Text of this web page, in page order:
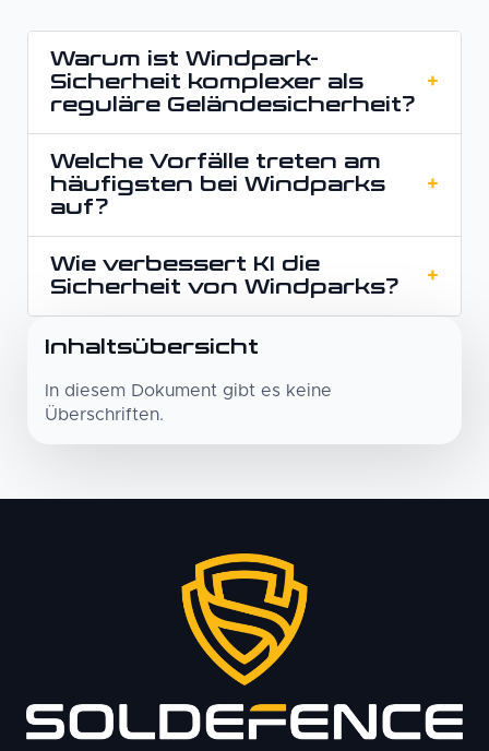
Warum ist Windpark-
Sicherheit komplexer als
reguläre Geländesicherheit?
+
Weil Windparks groß, abgelegen und
technisch komplex sind. Das erfordert
spezialisierte Detektion und Überwachung,
bleibt.
Welche Vorfälle treten am
häufigsten bei Windparks
auf?
+
Diebstahl von Kabeln und Kupfer, Sabotage,
Vandalismus und unbefugter Zutritt zu
Turbinen und Umspannwerken.
Wie verbessert KI die
Sicherheit von Windparks?
+
KI analysiert Objekte und Verhalten, wodurch
herausgefiltert und echte Bedrohungen
Inhaltsübersicht
In diesem Dokument gibt es keine
Überschriften.